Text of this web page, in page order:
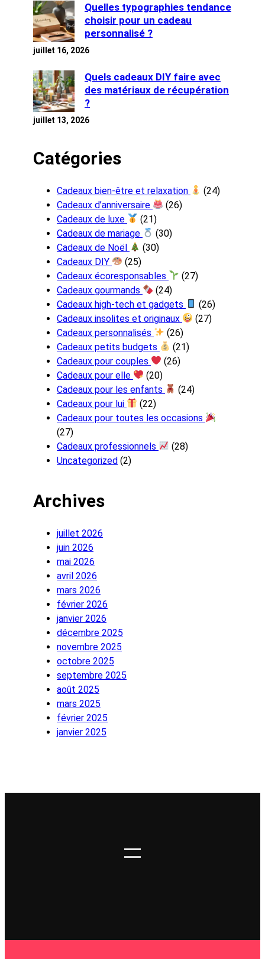
Quelles typographies tendance
choisir pour un cadeau
personnalisé ?
juillet 16, 2026
Quels cadeaux DIY faire avec
des matériaux de récupération
?
juillet 13, 2026
Catégories
Cadeaux bien-être et relaxation
(24)
Cadeaux d’anniversaire
(26)
Cadeaux de luxe
(21)
Cadeaux de mariage
(30)
Cadeaux de Noël
(30)
Cadeaux DIY
(25)
Cadeaux écoresponsables
(27)
Cadeaux gourmands
(24)
Cadeaux high-tech et gadgets
(26)
Cadeaux insolites et originaux
(27)
Cadeaux personnalisés
(26)
Cadeaux petits budgets
(21)
Cadeaux pour couples
(26)
Cadeaux pour elle
(20)
Cadeaux pour les enfants
(24)
Cadeaux pour lui
(22)
Cadeaux pour toutes les occasions
(27)
Cadeaux professionnels
(28)
Uncategorized (2)
Archives
juillet 2026
juin 2026
mai 2026
avril 2026
mars 2026
février 2026
janvier 2026
décembre 2025
novembre 2025
octobre 2025
septembre 2025
août 2025
mars 2025
février 2025
janvier 2025